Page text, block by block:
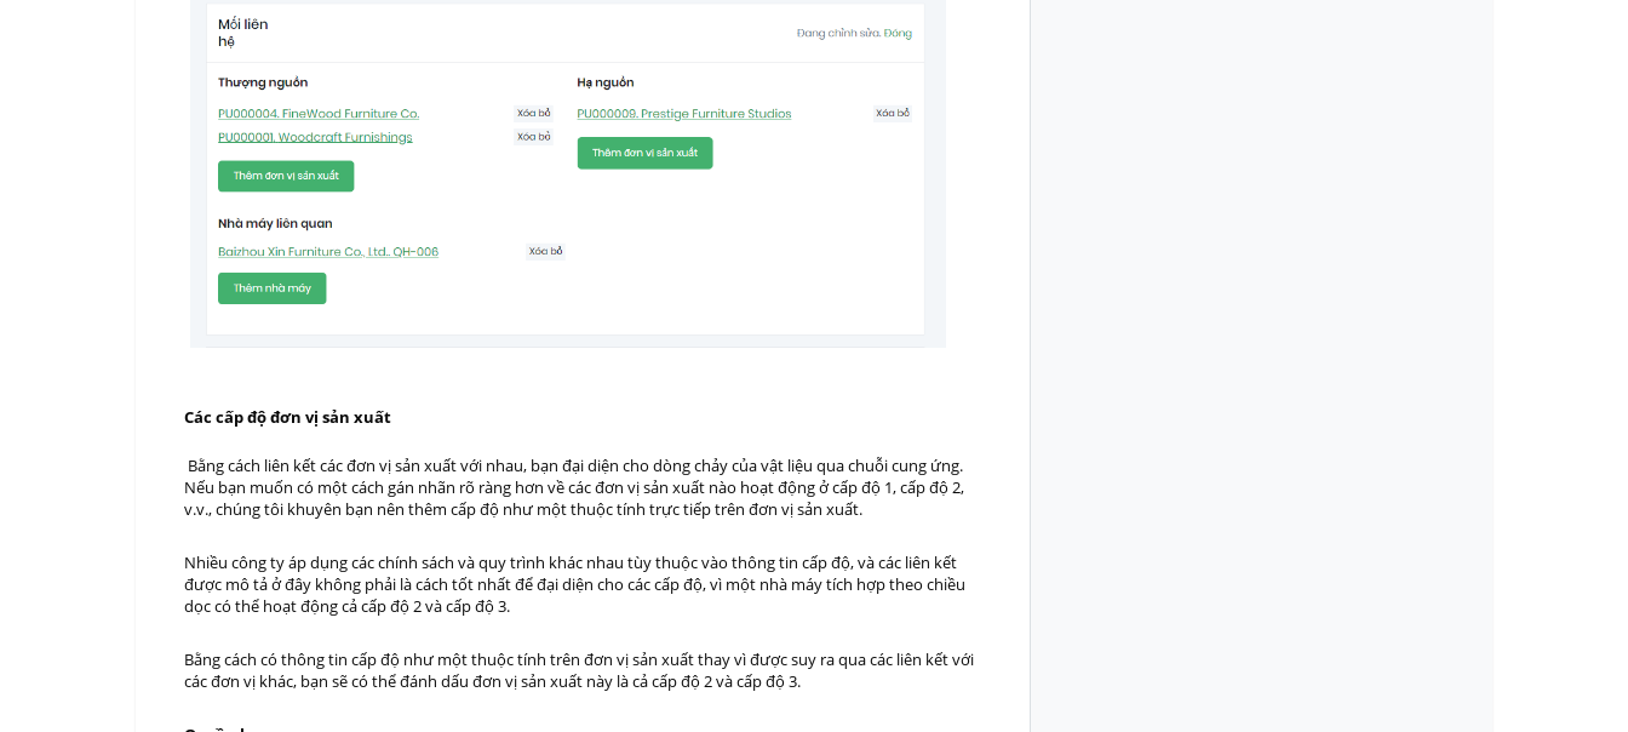
Các cấp độ đơn vị sản xuất
Bằng cách liên kết các đơn vị sản xuất với nhau, bạn đại diện cho dòng chảy của vật liệu qua chuỗi cung ứng.
Nếu bạn muốn có một cách gán nhãn rõ ràng hơn về các đơn vị sản xuất nào hoạt động ở cấp độ 1, cấp độ 2,
v.v., chúng tôi khuyên bạn nên thêm cấp độ như một thuộc tính trực tiếp trên đơn vị sản xuất.
Nhiều công ty áp dụng các chính sách và quy trình khác nhau tùy thuộc vào thông tin cấp độ, và các liên kết
được mô tả ở đây không phải là cách tốt nhất để đại diện cho các cấp độ, vì một nhà máy tích hợp theo chiều
dọc có thể hoạt động cả cấp độ 2 và cấp độ 3.
Bằng cách có thông tin cấp độ như một thuộc tính trên đơn vị sản xuất thay vì được suy ra qua các liên kết với
các đơn vị khác, bạn sẽ có thể đánh dấu đơn vị sản xuất này là cả cấp độ 2 và cấp độ 3.